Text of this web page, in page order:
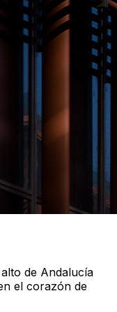
de Andalucía
el corazón de